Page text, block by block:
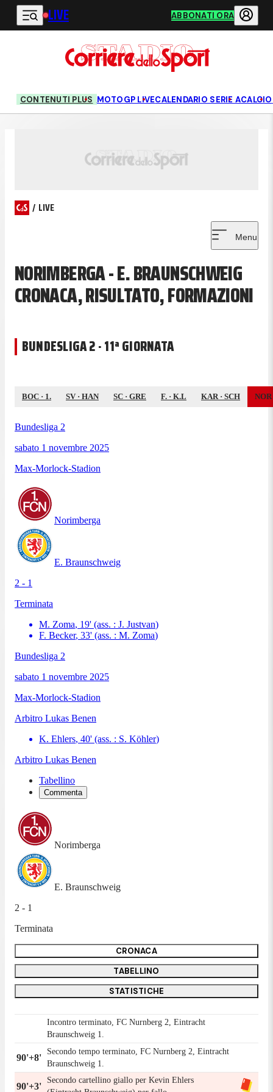
Vai al contenuto principale
LIVE ABBONATI ORA
CONTENUTI PLUS MOTOGP LIVECALENDARIO SERIE ACALCIO
/ LIVE
Menu
NORIMBERGA - E. BRAUNSCHWEIG
CRONACA, RISULTATO, FORMAZIONI
BUNDESLIGA 2 · 11ª GIORNATA
BOC · 1. SV · HAN SC · GRE F. · K.L KAR· SCH NOR
Bundesliga 2
sabato 1 novembre 2025
Max-Morlock-Stadion
Norimberga
E. Braunschweig
2 - 1
Terminata
M. Zoma, 19' (ass. : J. Justvan)
F. Becker, 33' (ass. : M. Zoma)
Bundesliga 2
sabato 1 novembre 2025
Max-Morlock-Stadion
Arbitro Lukas Benen
K. Ehlers, 40' (ass. : S. Köhler)
Arbitro Lukas Benen
Tabellino
Commenta
Norimberga
E. Braunschweig
2 - 1
Terminata
CRONACA
TABELLINO
STATISTICHE
Incontro terminato, FC Nurnberg 2, Eintracht
Braunschweig 1.
90'+8'
Secondo tempo terminato, FC Nurnberg 2, Eintracht
Braunschweig 1.
90'+3'
Secondo cartellino giallo per Kevin Ehlers